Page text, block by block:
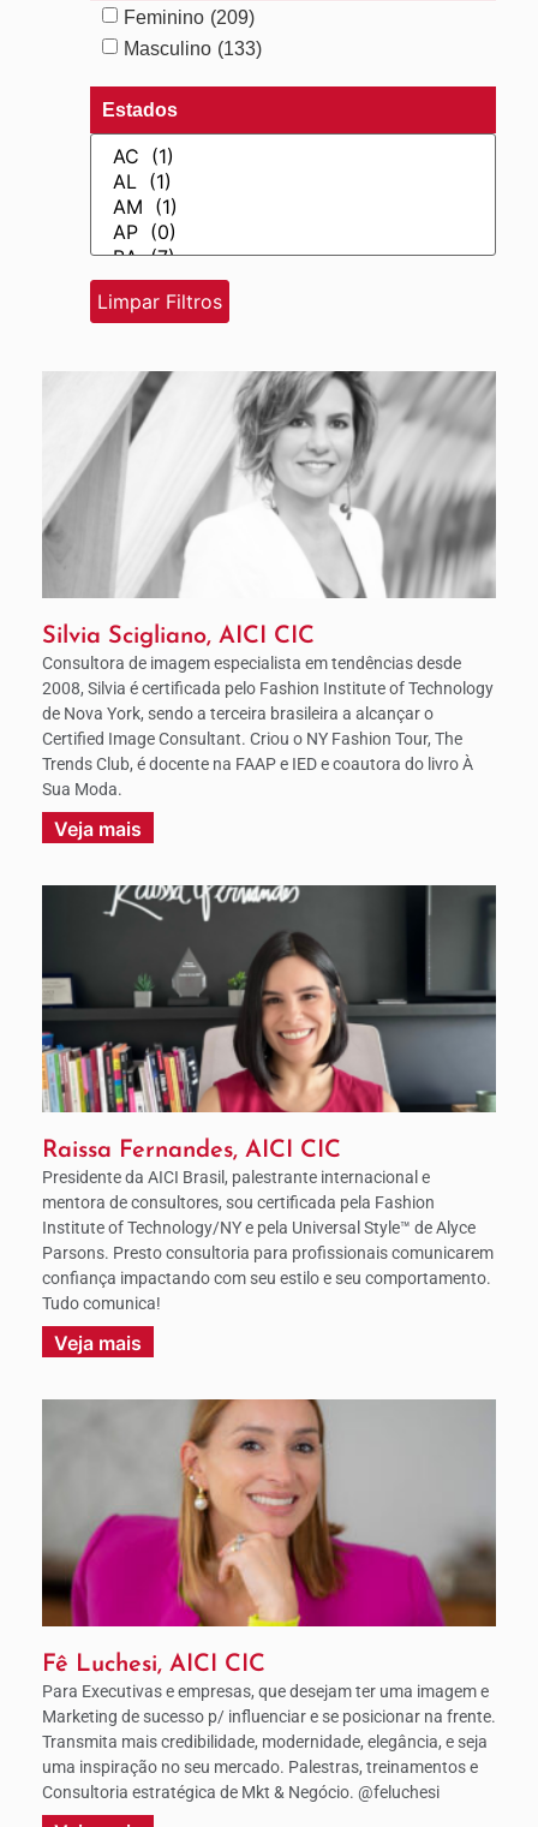
Feminino (209)
Masculino (133)
Estados
Silvia Scigliano, AICI CIC
Consultora de imagem especialista em tendências desde
2008, Silvia é certificada pelo Fashion Institute of Technology
de Nova York, sendo a terceira brasileira a alcançar o
Certified Image Consultant. Criou o NY Fashion Tour, The
Trends Club, é docente na FAAP e IED e coautora do livro À
Sua Moda.
Veja mais
Raissa Fernandes, AICI CIC
Presidente da AICI Brasil, palestrante internacional e
mentora de consultores, sou certificada pela Fashion
Institute of Technology/NY e pela Universal Style™ de Alyce
Parsons. Presto consultoria para profissionais comunicarem
confiança impactando com seu estilo e seu comportamento.
Tudo comunica!
Veja mais
Fê Luchesi, AICI CIC
Para Executivas e empresas, que desejam ter uma imagem e
Marketing de sucesso p/ influenciar e se posicionar na frente.
Transmita mais credibilidade, modernidade, elegância, e seja
uma inspiração no seu mercado. Palestras, treinamentos e
Consultoria estratégica de Mkt & Negócio. @feluchesi